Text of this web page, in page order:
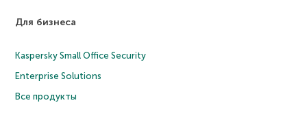
Для бизнеса
Kaspersky Small Office Security
Enterprise Solutions
Все продукты